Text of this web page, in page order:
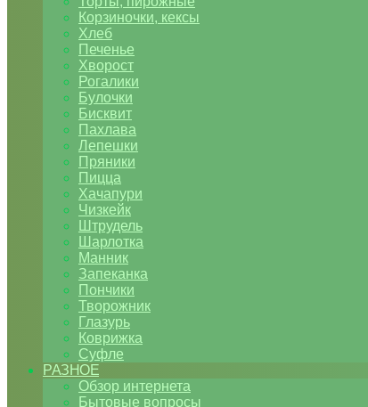
Корзиночки, кексы
Хлеб
Печенье
Хворост
Рогалики
Булочки
Бисквит
Пахлава
Лепешки
Пряники
Пицца
Хачапури
Чизкейк
Штрудель
Шарлотка
Манник
Запеканка
Пончики
Творожник
Глазурь
Коврижка
Суфле
РАЗНОЕ
Обзор интернета
Бытовые вопросы